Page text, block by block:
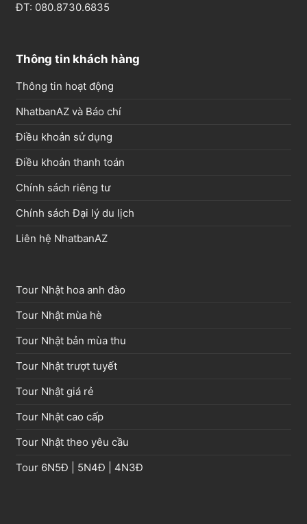
ĐT: 080.8730.6835
Thông tin khách hàng
Thông tin hoạt động
NhatbanAZ và Báo chí
Điều khoản sử dụng
Điều khoản thanh toán
Chính sách riêng tư
Chính sách Đại lý du lịch
Liên hệ NhatbanAZ
Tour Nhật hoa anh đào
Tour Nhật mùa hè
Tour Nhật bản mùa thu
Tour Nhật trượt tuyết
Tour Nhật giá rẻ
Tour Nhật cao cấp
Tour Nhật theo yêu cầu
Tour 6N5Đ 5N4Đ 4N3Đ